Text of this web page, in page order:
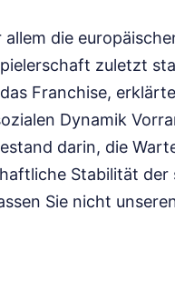
die
zuletzt
Franchise,
Dynamik
darin, die
Stabilität der
Sie nicht